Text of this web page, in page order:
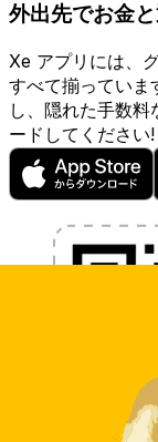
外出先でお金
Xe アプリには、
すべて揃っていま
し、隠れた手数
ードしてください!